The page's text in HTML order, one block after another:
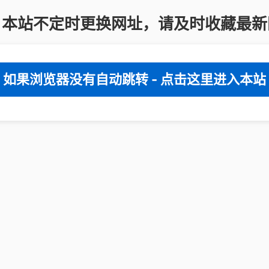
站不定时更换网址，请及时收藏最
如果浏览器没有自动跳转 - 点击这里进入本站